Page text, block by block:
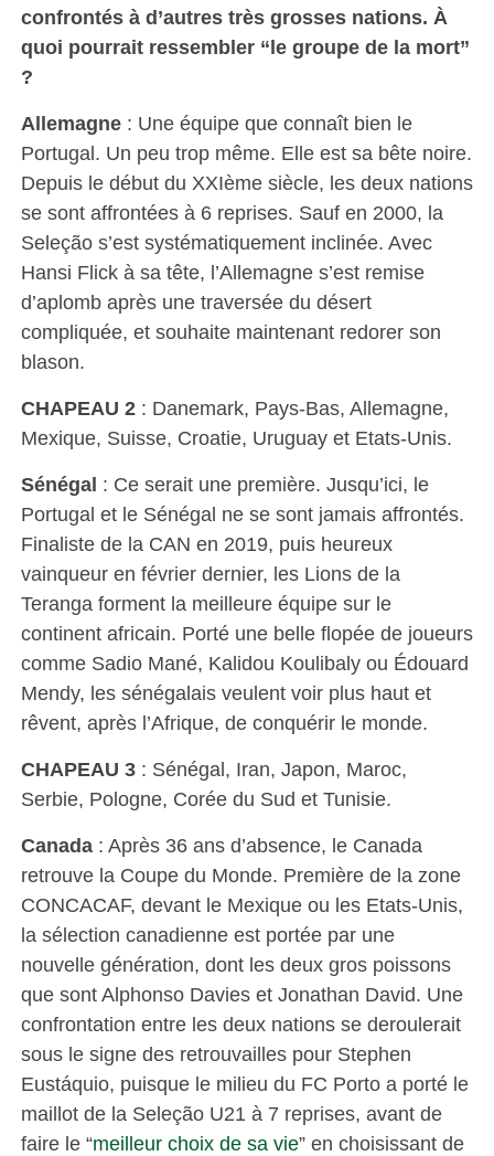
confrontés à d’autres très grosses nations. À
quoi pourrait ressembler “le groupe de la mort”
?
Allemagne: Une équipe que connaît bien le
Portugal. Un peu trop même. Elle est sa bête noire.
Depuis le début du XXIème siècle, les deux nations
se sont affrontées à 6 reprises. Sauf en 2000, la
Seleção s’est systématiquement inclinée. Avec
Hansi Flick à sa tête, l’Allemagne s’est remise
d’aplomb après une traversée du désert
compliquée, et souhaite maintenant redorer son
blason.
CHAPEAU 2: Danemark, Pays-Bas, Allemagne,
Mexique, Suisse, Croatie, Uruguay et Etats-Unis.
Sénégal : Ce serait une première. Jusqu’ici, le
Portugal et le Sénégal ne se sont jamais affrontés.
Finaliste de la CAN en 2019, puis heureux
vainqueur en février dernier, les Lions de la
Teranga forment la meilleure équipe sur le
continent africain. Porté une belle flopée de joueurs
comme Sadio Mané, Kalidou Koulibaly ou Édouard
Mendy, les sénégalais veulent voir plus haut et
rêvent, après l’Afrique, de conquérir le monde.
CHAPEAU 3: Sénégal, Iran, Japon, Maroc,
Serbie, Pologne, Corée du Sud et Tunisie.
Canada: Après 36 ans d’absence, le Canada
retrouve la Coupe du Monde. Première de la zone
CONCACAF, devant le Mexique ou les Etats-Unis,
la sélection canadienne est portée par une
nouvelle génération, dont les deux gros poissons
que sont Alphonso Davies et Jonathan David. Une
confrontation entre les deux nations se deroulerait
sous le signe des retrouvailles pour Stephen
Eustáquio, puisque le milieu du FC Porto a porté le
maillot de la Seleção U21 à 7 reprises, avant de
faire le “meilleur choix de sa vie” en choisissant de